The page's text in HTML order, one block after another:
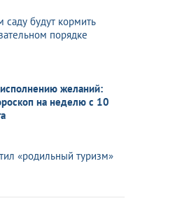
саду будут кормить
порядке
желаний:
на неделю с 10
«родильный туризм»